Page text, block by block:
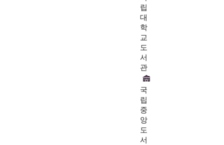
립
대
학
교
도
서
관
국
립
중
앙
도
서